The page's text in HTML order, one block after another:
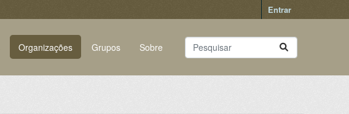
Entrar
Organizações Grupos Sobre